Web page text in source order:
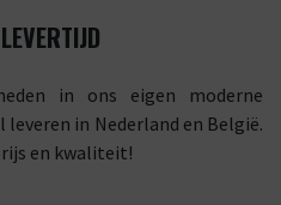
in ons eigen moderne
in Nederland en België.
en kwaliteit!